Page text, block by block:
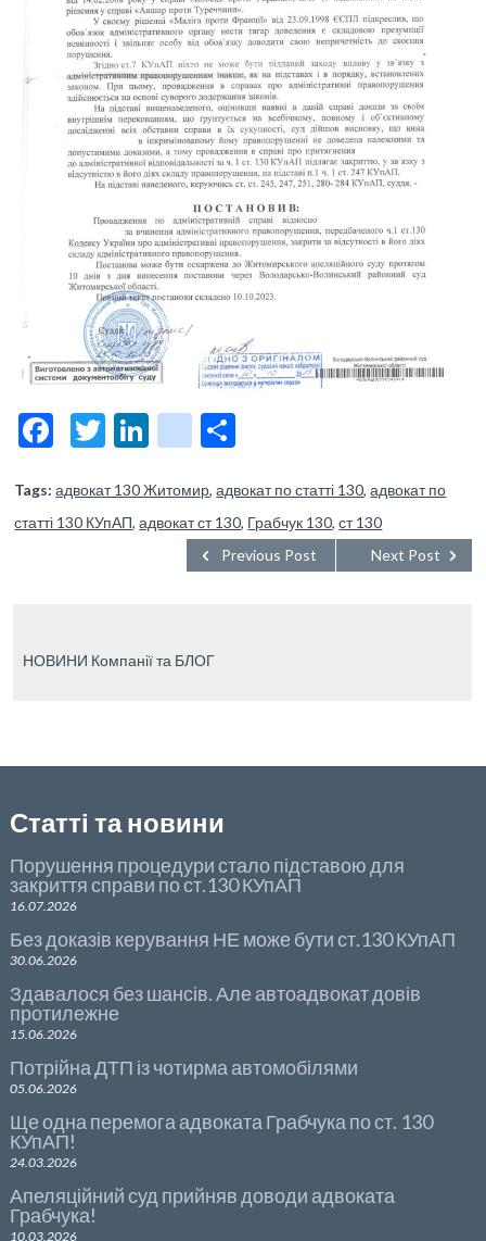
F
e
b
T
itt
er
Li
ke
dI
bl
g
g
er
t
р
а
в
Tags: адвокат 130 Житомир,адвокат по статті 130,адвокат по
статті 130 КУпАП,адвокат ст 130, Грабчук 130,ст 130
Next Post
Previous Post
НОВИНИ Компанії та БЛОГ
Статті та новини
Порушення процедури стало підставою для
закриття справи по ст.130 КУпАП
16.07.2026
Без доказів керування НЕ може бути ст.130 КУпАП
30.06.2026
Здавалося без шансів. Але автоадвокат довів
протилежне
15.06.2026
Потрійна ДТП із чотирма автомобілями
05.06.2026
Ще одна перемога адвоката Грабчука по ст. 130
КУпАП!
24.03.2026
Апеляційний суд прийняв доводи адвоката
Грабчука!
10.03.2026